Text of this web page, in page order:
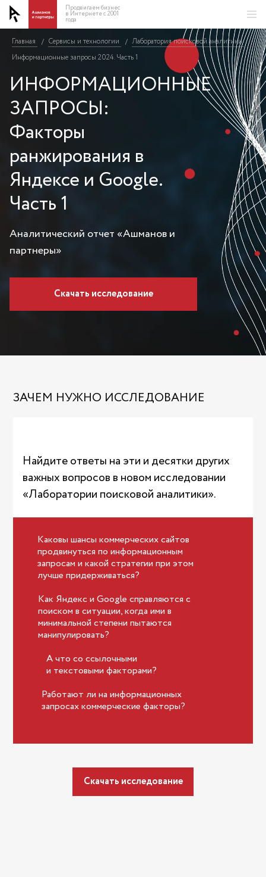
Продвигаем бизнес
в Интернете с 2001
года
Главная / Сервисы и технологии / Лаборатория поисковой аналитики /
Информационные запросы 2024. Часть 1
ИНФОРМАЦИОННЫЕ
ЗАПРОСЫ:
Факторы
ранжирования в
Яндексе и Google.
Часть 1
Аналитический отчет «Ашманов и
партнеры»
Скачать исследование
ЗАЧЕМ НУЖНО ИССЛЕДОВАНИЕ
Найдите ответы на эти и десятки других
важных вопросов в новом исследовании
«Лаборатории поисковой аналитики».
Каковы шансы коммерческих сайтов
продвинуться по информационным
запросам и какой стратегии при этом
лучше придерживаться?
Как Яндекс и Google справляются с
поиском в ситуации, когда ими в
минимальной степени пытаются
манипулировать?
А что со ссылочными
и текстовыми факторами?
Работают ли на информационных
запросах коммерческие факторы?
Скачать исследование